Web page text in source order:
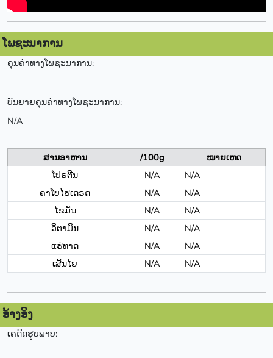
ໂພຊະນາການ
ຄຸນຄ່າທາງໂພຊະນາການ:
ບັນຍາຍຄຸນຄ່າທາງໂພຊະນາການ:
N/A
ສານອາຫານ /100g
ໝາຍເຫດ
ໂປຣຕີນ
N/A
N/A
ຄາໂບໄຮເດຣດ
N/A
N/A
ໄຂມັນ
N/A
N/A
ວິຕາມິນ
N/A
N/A
ແຮ່ທາດ
N/A
N/A
ເສັ້ນໄຍ
N/A N/A
ອ້າງອິງ
ເຄດິດຮູບພາບ: